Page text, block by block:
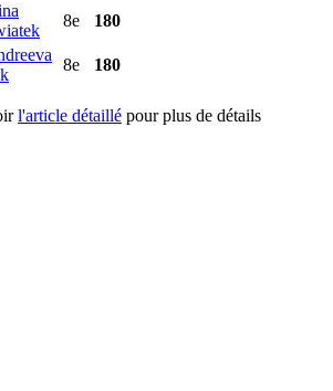
8e 180
8e 180
l'article détaillé pour plus de détails